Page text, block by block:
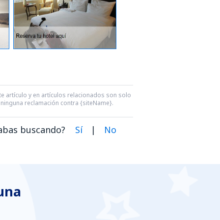
artículo y en artículos relacionados son solo
reclamación contra {siteName}.
buscando? Sí | No